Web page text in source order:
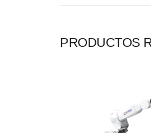
PRODUCTOS